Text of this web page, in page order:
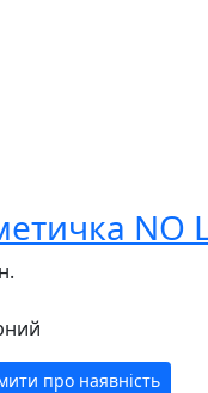
NO
про наявність